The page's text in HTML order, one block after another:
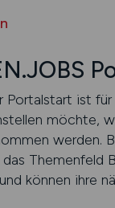
Portalstart ist
möchte,
werden.
Themenfeld
können ihre